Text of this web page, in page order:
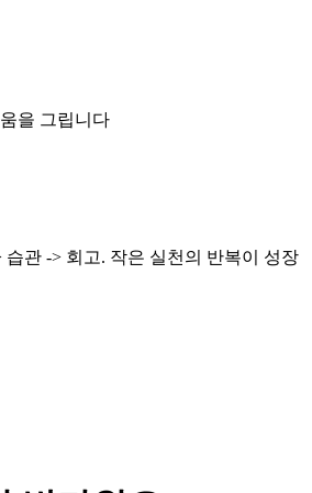
을 그립니다
습관 -> 회고. 작은 실천의 반복이 성장